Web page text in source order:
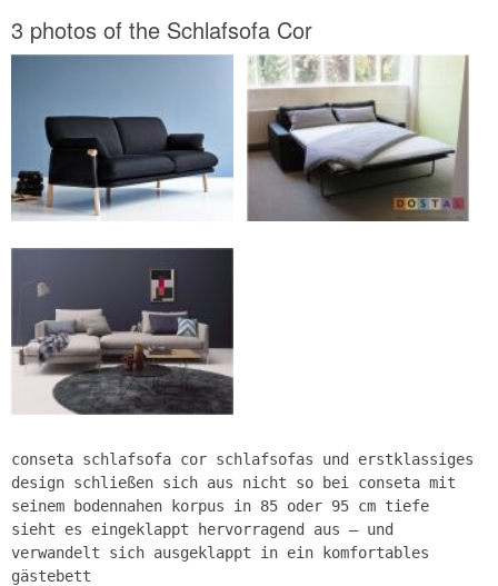
3 photos of the Schlafsofa Cor
conseta schlafsofa cor schlafsofas und erstklassiges
design schließen sich aus nicht so bei conseta mit
seinem bodennahen korpus in 85 oder 95 cm tiefe
sieht es eingeklappt hervorragend aus – und
verwandelt sich ausgeklappt in ein komfortables
gästebett